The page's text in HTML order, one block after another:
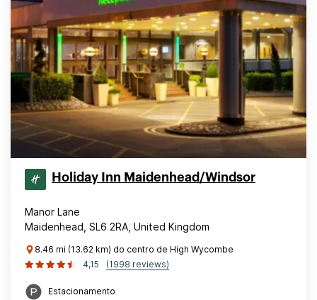
Holiday Inn Maidenhead/Windsor
Manor Lane
Maidenhead, SL6 2RA, United Kingdom
8.46 mi (13.62 km) do centro de High Wycombe
4,15
(1998 reviews)
Estacionamento